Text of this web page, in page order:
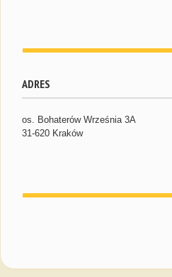
ADRES
os. Bohaterów Września 3A
31-620 Kraków